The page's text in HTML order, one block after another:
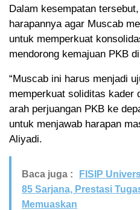
Dalam kesempatan
harapannya agar Muscab
untuk memperkuat
mendorong kemajuan PKB
“Muscab ini harus menjadi
memperkuat soliditas kader
arah perjuangan PKB ke
untuk menjawab harapan
Aliyadi.
Baca juga :
FISIP
85 Sarjana, Prestasi
Memuaskan